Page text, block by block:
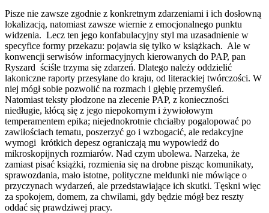
Pisze nie zawsze zgodnie z konkretnym zdarzeniami i ich dosłowną
lokalizacją, natomiast zawsze wiernie z emocjonalnego punktu
widzenia. Lecz ten jego konfabulacyjny styl ma uzasadnienie w
specyfice formy przekazu: pojawia się tylko w książkach. Ale w
konwencji serwisów informacyjnych kierowanych do PAP, pan
Ryszard ściśle trzyma się zdarzeń. Dlatego należy oddzielić
lakoniczne raporty przesyłane do kraju, od literackiej twórczości. W
niej mógł sobie pozwolić na rozmach i głębię przemyśleń.
Natomiast teksty płodzone na zlecenie PAP, z konieczności
niedługie, kłócą się z jego niepokornym i żywiołowym
temperamentem epika; niejednokrotnie chciałby pogalopować po
zawiłościach tematu, poszerzyć go i wzbogacić, ale redakcyjne
wymogi krótkich depesz ograniczają mu wypowiedź do
mikroskopijnych rozmiarów. Nad czym ubolewa. Narzeka, że
zamiast pisać książki, rozmienia się na drobne pisząc komunikaty,
sprawozdania, mało istotne, polityczne meldunki nie mówiące o
przyczynach wydarzeń, ale przedstawiające ich skutki. Tęskni więc
za spokojem, domem, za chwilami, gdy będzie mógł bez reszty
oddać się prawdziwej pracy.